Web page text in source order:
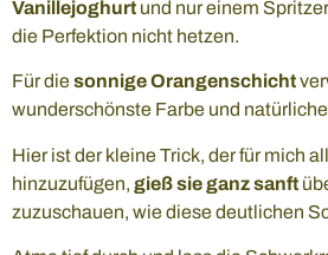
Vanillejoghurt und nur einem
die Perfektion nicht hetzen.
Für diesonnige Orangenschicht
wunderschönste Farbe und
Hier ist der kleine Trick, der für mich
hinzuzufügen, gieß sie ganz sanft
zuzuschauen, wie diese deutlichen